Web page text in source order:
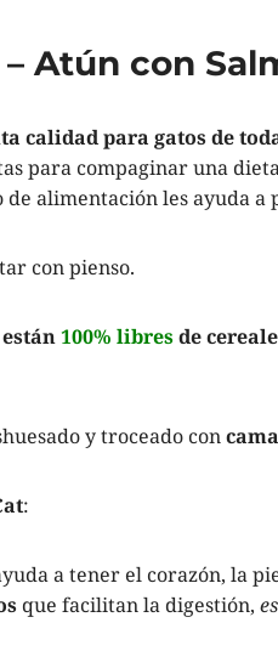
Atún con
calidad para gatos de
para compaginar una
alimentación les ayuda
con pienso.
100% libresde
y troceado con
:
a tener el corazón, la
que facilitan la digestión,